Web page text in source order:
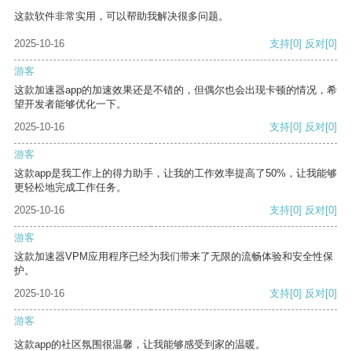
这款软件非常实用，可以帮助我解决很多问题。
2025-10-16 支持[0] 反对[0]
游客
这款加速器app的加速效果还是不错的，但偶尔也会出现卡顿的情况，希
望开发者能够优化一下。
2025-10-16
支持[0] 反对[0]
游客
这款app是我工作上的得力助手，让我的工作效率提高了50%，让我能够
更轻松地完成工作任务。
2025-10-16
支持[0] 反对[0]
游客
这款加速器VPM应用程序已经为我们带来了无限的流畅体验和安全性保
护。
2025-10-16
支持[0] 反对[0]
游客
这款app的社区氛围很温馨，让我能够感受到家的温暖。